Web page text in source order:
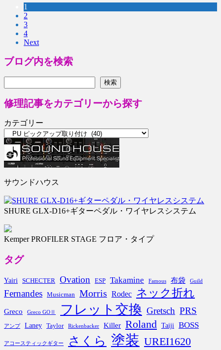
1
2
3
4
Next
ブログ内を検索
検索
修理記事をカテゴリーから探す
カテゴリー
サウンドハウス
SHURE GLX-D16+ギターペダル・ワイヤレスシステム
Kemper PROFILER STAGE フロア・タイプ
タグ
Yairi SCHECTER Ovation ESP Takamine Famous 布袋 Guild
Fernandes Musicman Morris Rodec ネック折れ
Greco Greco GOⅡ フレット交換 Gretsch PRS
アンプ Laney Taylor Rickenbacker Killer Roland Taiji BOSS
アコースティックギター さくら 塗装 UREI1620